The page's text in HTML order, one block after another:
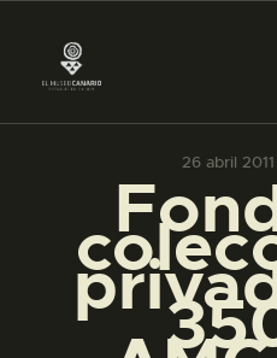
26 abril 2011
PREPARAR
ACTIVIDADES
█